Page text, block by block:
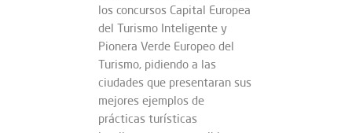
los concursos Capital Europea
del Turismo Inteligente y
Pionera Verde Europeo del
Turismo, pidiendo a las
ciudades que presentaran sus
mejores ejemplos de
prácticas turísticas